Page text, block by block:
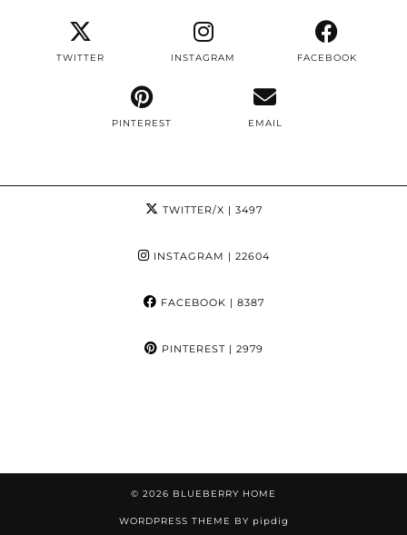
TWITTER INSTAGRAM FACEBOOK
PINTEREST EMAIL
TWITTER/X | 3497
INSTAGRAM | 22604
FACEBOOK | 8387
PINTEREST| 2979
© 2026 BLUEBERRY HOME
WORDPRESS THEME BY pipdig